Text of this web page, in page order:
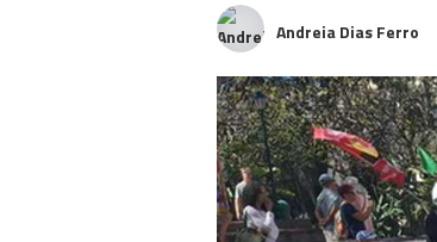
Andreia Dias Ferro